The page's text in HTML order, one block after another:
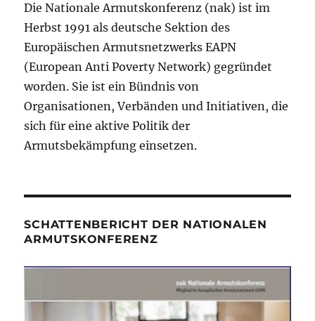
Die Nationale Armutskonferenz (nak) ist im
Herbst 1991 als deutsche Sektion des
Europäischen Armutsnetzwerks EAPN
(European Anti Poverty Network) gegründet
worden. Sie ist ein Bündnis von
Organisationen, Verbänden und Initiativen, die
sich für eine aktive Politik der
Armutsbekämpfung einsetzen.
SCHATTENBERICHT DER NATIONALEN
ARMUTSKONFERENZ